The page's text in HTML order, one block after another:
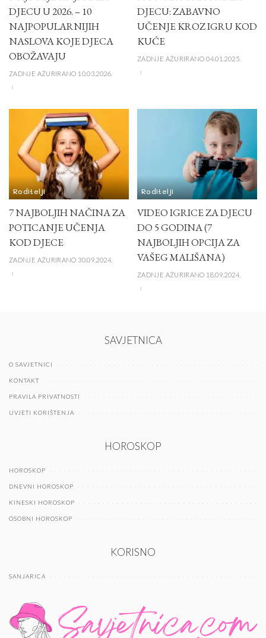
DJECU U 2026. – 10
NAJPOPULARNIJIH
NASLOVA KOJE DJECA
OBOŽAVAJU
ZADNJE AŽURIRANO 10.03.2026.
DJECU: ZABAVNO
UČENJE KROZ IGRU KOD
KUĆE
ZADNJE AŽURIRANO 04.01.2025.
Roditelji
7 NAJBOLJIH NAČINA ZA
POTICANJE UČENJA
KOD DJECE
ZADNJE AŽURIRANO 30.09.2024.
Roditelji
VIDEO IGRICE ZA DJECU
DO 5 GODINA (7
NAJBOLJIH OPCIJA ZA
VAŠEG MALIŠANA)
ZADNJE AŽURIRANO 18.09.2024.
SAVJETNICA
O SAVJETNICI
KONTAKT
PRAVILA PRIVATNOSTI
UVJETI KORIŠTENJA
HOROSKOP
HOROSKOP
DNEVNI HOROSKOP
KINESKI HOROSKOP
OSOBNI HOROSKOP
KORISNO
SANJARICA